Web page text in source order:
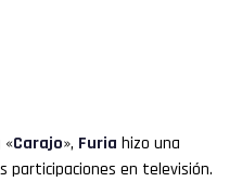
«Carajo», Furia hizo una
participaciones en televisión.